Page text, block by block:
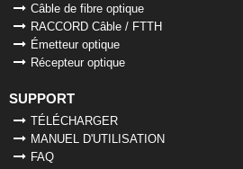
Câble de fibre optique
RACCORD Câble / FTTH
Émetteur optique
Récepteur optique
SUPPORT
TÉLÉCHARGER
MANUEL D'UTILISATION
FAQ